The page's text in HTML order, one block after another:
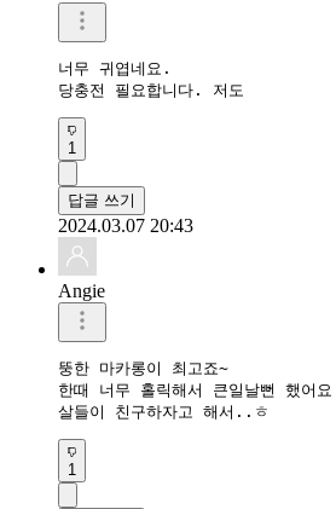
너무 귀엽네요.
당충전 필요합니다. 저도
1
답글 쓰기
2024.03.07 20:43
Angie
뚱한 마카롱이 최고죠~
한때 너무 홀릭해서 큰일날뻔 했어요
살들이 친구하자고 해서..ㅎ
1